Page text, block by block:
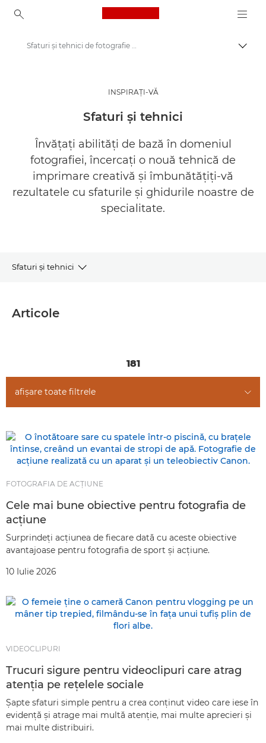
Canon Logo, back to
Inspiră-te | Sfaturi pentru fotografie şi imprimare şi ghiduri de achiziţie
Sfaturi şi tehnici de fotografie şi imprimare
INSPIRAŢI-VĂ
Sfaturi şi tehnici
Învăţaţi abilităţi de bază în domeniul
fotografiei, încercaţi o nouă tehnică de
imprimare creativă şi îmbunătăţiţi-vă
rezultatele cu sfaturile şi ghidurile noastre de
specialitate.
Sfaturi şi tehnici
Articole
181
afişare toate filtrele
FOTOGRAFIA DE ACŢIUNE
Cele mai bune obiective pentru fotografia de
acţiune
Surprindeţi acţiunea de fiecare dată cu aceste obiective
avantajoase pentru fotografia de sport şi acţiune.
10 Iulie 2026
VIDEOCLIPURI
Trucuri sigure pentru videoclipuri care atrag
atenţia pe reţelele sociale
Şapte sfaturi simple pentru a crea conţinut video care iese în
evidenţă şi atrage mai multă atenţie, mai multe aprecieri şi
mai multe distribuiri.